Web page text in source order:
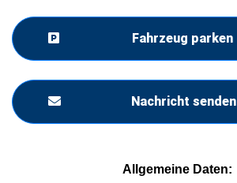
Fahrzeug parken
Nachricht senden
Allgemeine Daten: